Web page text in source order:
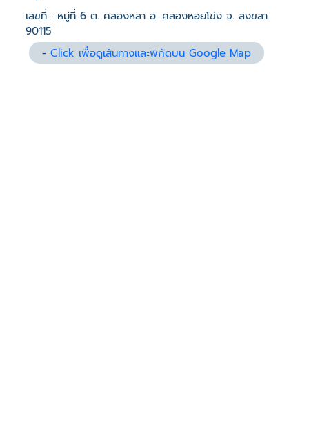
เลขที่ : หมู่ที่ 6 ต. คลองหลา อ. คลองหอยโข่ง จ. สงขลา
90115
-Click เพื่อดูเส้นทางและพิกัดบน Google Map